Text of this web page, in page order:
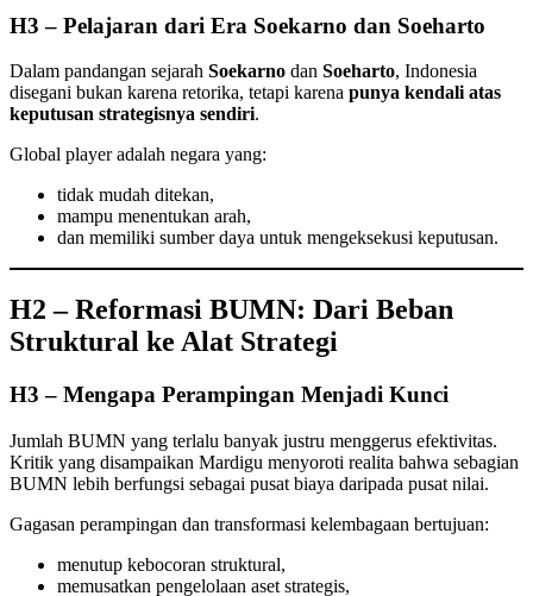
H3 – Pelajaran dari Era Soekarno dan Soeharto
Dalam pandangan sejarah Soekarno dan Soeharto, Indonesia
disegani bukan karena retorika, tetapi karena punya kendali atas
keputusan strategisnya sendiri.
Global player adalah negara yang:
tidak mudah ditekan,
mampu menentukan arah,
dan memiliki sumber daya untuk mengeksekusi keputusan.
H2 – Reformasi BUMN: Dari Beban
Struktural ke Alat Strategi
H3 – Mengapa Perampingan Menjadi Kunci
Jumlah BUMN yang terlalu banyak justru menggerus efektivitas.
Kritik yang disampaikan Mardigu menyoroti realita bahwa sebagian
BUMN lebih berfungsi sebagai pusat biaya daripada pusat nilai.
Gagasan perampingan dan transformasi kelembagaan bertujuan:
menutup kebocoran struktural,
memusatkan pengelolaan aset strategis,